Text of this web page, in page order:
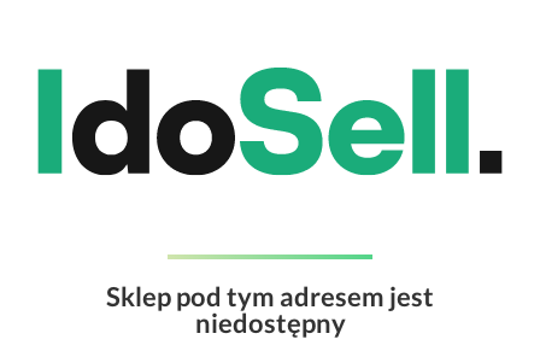
Sklep pod tym adresem jest
niedostępny